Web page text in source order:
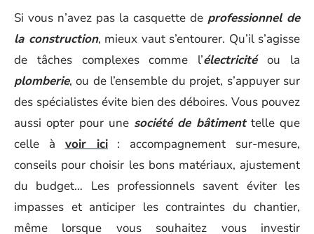
Si vous n’avez pas la casquette de professionnel de
la construction, mieux vaut s’entourer. Qu’il s’agisse
de tâches complexes comme l’électricitéou la
plomberie, ou de l’ensemble du projet, s’appuyer sur
des spécialistes évite bien des déboires. Vous pouvez
aussi opter pour une société de bâtimenttelle que
celle à voir ici: accompagnement sur-mesure,
conseils pour choisir les bons matériaux, ajustement
du budget… Les professionnels savent éviter les
impasses et anticiper les contraintes du chantier,
même lorsque vous souhaitez vous investir